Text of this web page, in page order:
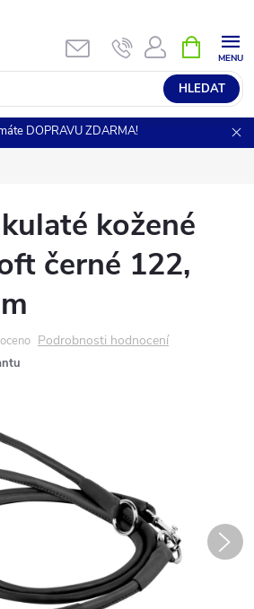
HLEDAT
NÁKUPNÍ
KOŠÍK
DOPRAVU ZDARMA!
kožené
černé 122,
Podrobnosti hodnocení